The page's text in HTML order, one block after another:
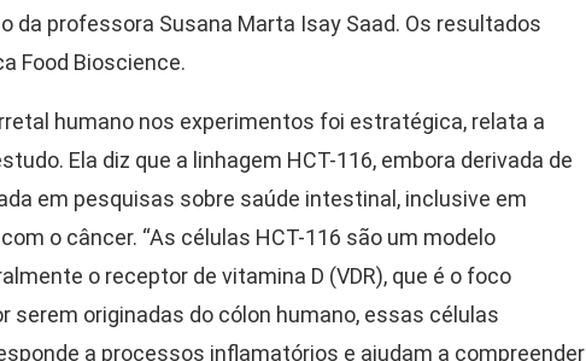
da professora Susana Marta Isay Saad. Os resultados
Food Bioscience.
humano nos experimentos foi estratégica, relata a
Ela diz que a linhagem HCT-116, embora derivada de
em pesquisas sobre saúde intestinal, inclusive em
o câncer. “As células HCT-116 são um modelo
o receptor de vitamina D (VDR), que é o foco
serem originadas do cólon humano, essas células
a processos inflamatórios e ajudam a compreender